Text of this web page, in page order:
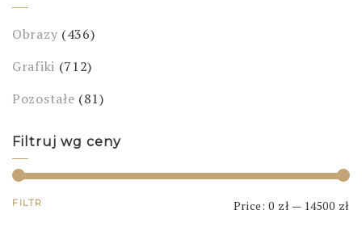
Obrazy (436)
Grafiki (712)
Pozostałe (81)
Filtruj wg ceny
FILTR Price:0 zł — 14500 zł